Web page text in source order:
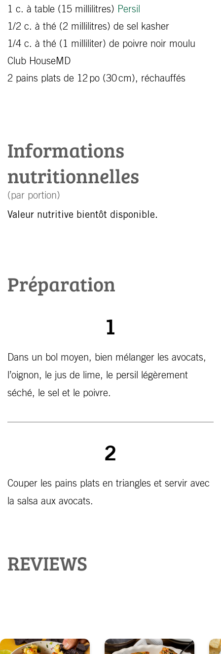
1 c. à table (15 millilitres) Persil
1/2 c. à thé (2 millilitres) de sel kasher
1/4 c. à thé (1 milliliter) de poivre noir moulu
Club HouseMD
2 pains plats de 12 po (30 cm), réchauffés
Informations
nutritionnelles
(par portion)
Valeur nutritive bientôt disponible.
Préparation
1
Dans un bol moyen, bien mélanger les avocats,
l’oignon, le jus de lime, le persil légèrement
séché, le sel et le poivre.
2
Couper les pains plats en triangles et servir avec
la salsa aux avocats.
REVIEWS